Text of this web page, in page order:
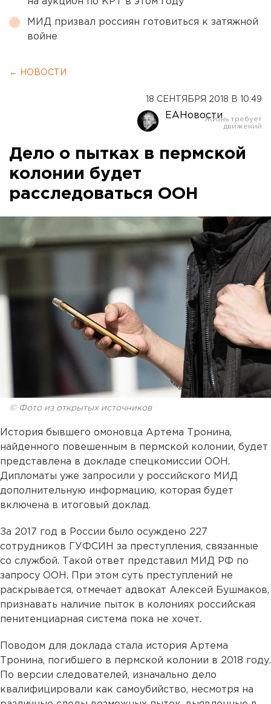
МИД призвал россиян готовиться к затяжной
войне
← НОВОСТИ
18 СЕНТЯБРЯ 2018 В 10:49
ЕАНовости
Дело о пытках в пермской
колонии будет
расследоваться ООН
© Фото из открытых источников
История бывшего омоновца Артема Тронина,
найденного повешенным в пермской колонии, будет
представлена в докладе спецкомиссии ООН.
Дипломаты уже запросили у российского МИД
дополнительную информацию, которая будет
включена в итоговый доклад.
За 2017 год в России было осуждено 227
сотрудников ГУФСИН за преступления, связанные
со службой. Такой ответ представил МИД РФ по
запросу ООН. При этом суть преступлений не
раскрывается, отмечает адвокат Алексей Бушмаков,
признавать наличие пыток в колониях российская
пенитенциарная система пока не хочет.
Поводом для доклада стала история Артема
Тронина, погибшего в пермской колонии в 2018 году.
По версии следователей, изначально дело
квалифицировали как самоубийство, несмотря на